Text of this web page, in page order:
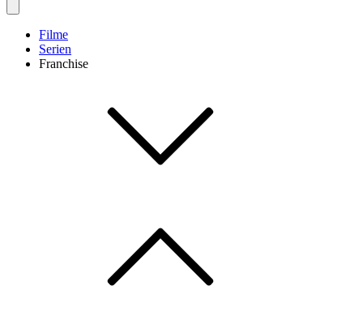
Filme
Serien
Franchise